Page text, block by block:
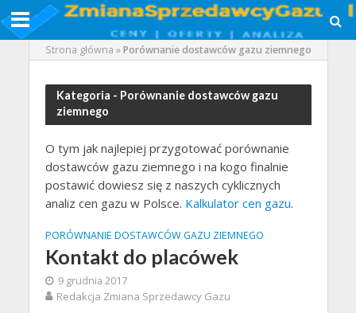
Strona główna »Porównanie dostawców gazu ziemnego
Kategoria - Porównanie dostawców gazu
ziemnego
O tym jak najlepiej przygotować porównanie
dostawców gazu ziemnego i na kogo finalnie
postawić dowiesz się z naszych cyklicznych
analiz cen gazu w Polsce. Kalkulator cen gazu.
PORÓWNANIE DOSTAWCÓW GAZU ZIEMNEGO
Kontakt do placówek
9 grudnia 2017
Redakcja Zmiana Sprzedawcy Gazu